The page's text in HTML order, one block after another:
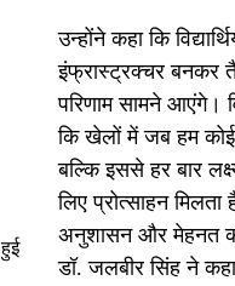
उन्होंने कहा कि
इंफ्रास्ट्रक्चर बनकर
परिणाम सामने आएंगे।
कि खेलों में जब हम कोई
बल्कि इससे हर बार
लिए प्रोत्साहन
अनुशासन और मेहनत की
डॉ. जलबीर सिंह ने कहा